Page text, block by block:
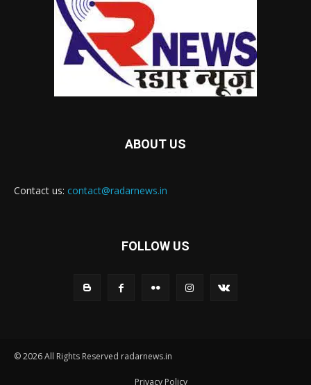
ABOUT US
Contact us: contact@radarnews.in
FOLLOW US
© 2026 All Rights Reserved radarnews.in
Privacy Policy